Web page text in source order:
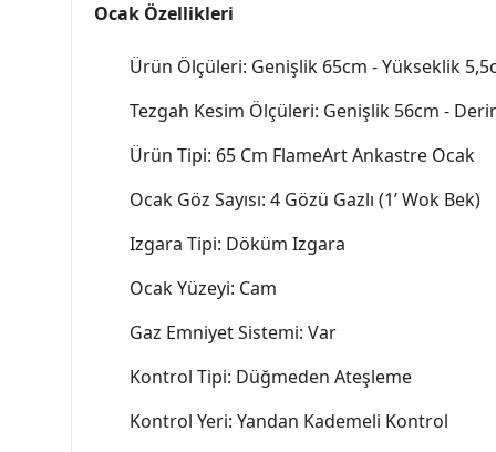
Ocak Özellikleri
Ürün Ölçüleri: Genişlik 65cm - Yükseklik
Tezgah Kesim Ölçüleri: Genişlik 56cm -
Ürün Tipi: 65 Cm FlameArt Ankastre Ocak
Ocak Göz Sayısı: 4 Gözü Gazlı (1’ Wok Bek)
Izgara Tipi: Döküm Izgara
Ocak Yüzeyi: Cam
Gaz Emniyet Sistemi: Var
Kontrol Tipi: Düğmeden Ateşleme
Kontrol Yeri: Yandan Kademeli Kontrol